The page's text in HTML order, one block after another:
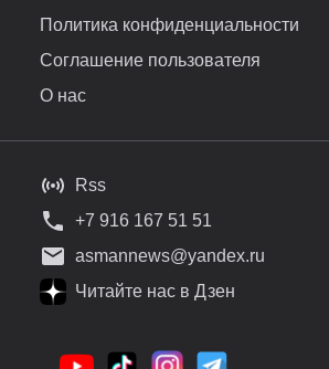
Политика конфиденциальности
Соглашение пользователя
О нас
Rss
+7 916 167 51 51
asmannews@yandex.ru
Читайте нас в Дзен